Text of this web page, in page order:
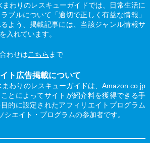
わりのレスキューガイドでは、日常生活に
ブルについて「適切で正しく有益な情報」
よう、掲載記事には、当該ジャンル情報サ
入れています。
わせはこちら まで
ト広告掲載について
わりのレスキューガイドは、Amazon.co.jp
とによってサイトが紹介料を獲得できる手
的に設定されたアフィリエイトプログラム
シエイト・プログラムの参加者です。